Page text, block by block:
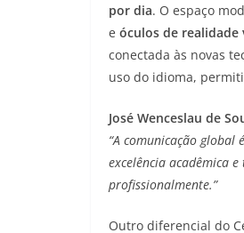
por dia. O espaço
e óculos de realidade
conectada às novas
uso do idioma,
José Wenceslau de
“A comunicação
excelência acadêmica
profissionalmente.”
Outro diferencial do